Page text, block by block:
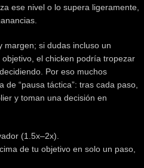
ese nivel o lo supera ligeramente,
margen; si dudas incluso un
el chicken podría tropezar
Por eso muchos
de “pausa táctica”: tras cada paso,
y toman una decisión en
(1.5x–2x).
de tu objetivo en solo un paso,